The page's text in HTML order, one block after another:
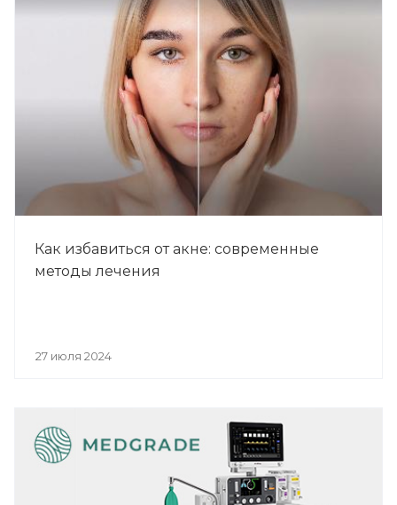
Как избавиться от акне: современные
методы лечения
27 июля 2024